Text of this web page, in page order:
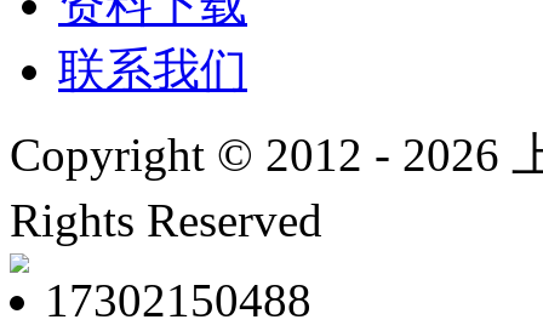
联系我们
Copyright © 2012 - 2026
Rights Reserved
17302150488